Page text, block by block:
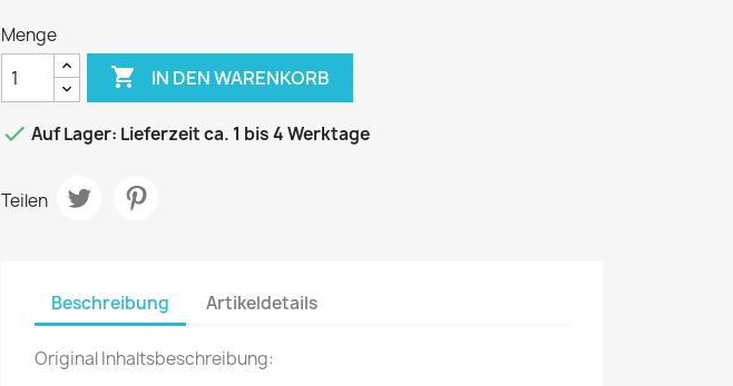
Programmhefte Rennen
PS das Sport Motorrad
TOURENFAHRER
Metal Hammer
Rolling Stone
MERIAN
Menge
 IN DEN WARENKORB
 Auf Lager: Lieferzeit ca. 1 bis 4 Werktage
Teilen
Beschreibung Artikeldetails
Original Inhaltsbeschreibung: